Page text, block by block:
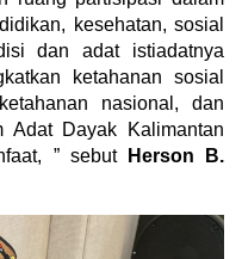
kesehatan, sosial
dan adat istiadatnya
ketahanan sosial
nasional, dan
Adat Dayak Kalimantan
” sebut
Herson B.